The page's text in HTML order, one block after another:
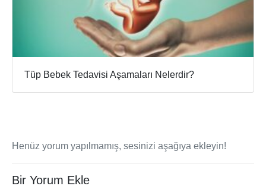
Tüp Bebek Tedavisi Aşamaları Nelerdir?
Henüz yorum yapılmamış, sesinizi aşağıya ekleyin!
Bir Yorum Ekle